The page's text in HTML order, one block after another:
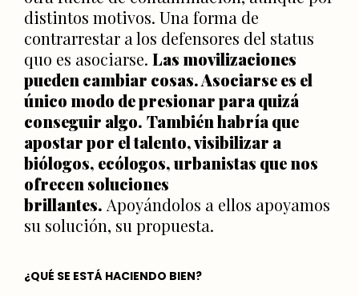
distintos motivos. Una forma de
contrarrestar a los defensores del status
quo es asociarse. Las movilizaciones
pueden cambiar cosas. Asociarse es el
único modo de presionar para quizá
conseguir algo. También habría que
apostar por el talento, visibilizar a
biólogos, ecólogos, urbanistas que nos
ofrecen soluciones
brillantes. Apoyándolos a ellos apoyamos
su solución, su propuesta.
¿QUÉ SE ESTÁ HACIENDO BIEN?